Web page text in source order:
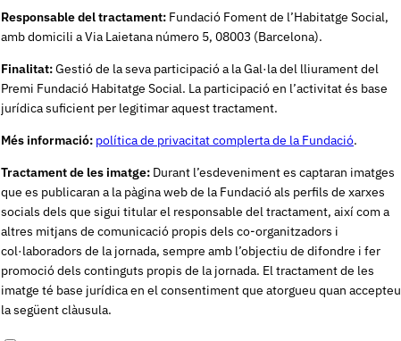
Responsable del tractament: Fundació Foment de l’Habitatge Social,
amb domicili a Via Laietana número 5, 08003 (Barcelona).
Finalitat:Gestió de la seva participació a la Gal·la del lliurament del
Premi Fundació Habitatge Social. La participació en l’activitat és base
jurídica suficient per legitimar aquest tractament.
Més informació: política de privacitat complerta de la Fundació.
Tractament de les imatge: Durant l’esdeveniment es captaran imatges
que es publicaran a la pàgina web de la Fundació als perfils de xarxes
socials dels que sigui titular el responsable del tractament, així com a
altres mitjans de comunicació propis dels co-organitzadors i
col·laboradors de la jornada, sempre amb l’objectiu de difondre i fer
promoció dels continguts propis de la jornada. El tractament de les
imatge té base jurídica en el consentiment que atorgueu quan accepteu
la següent clàusula.